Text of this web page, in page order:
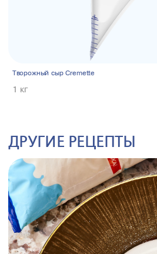
Творожный сыр Cremette
1 кг
ДРУГИЕ РЕЦЕПТЫ